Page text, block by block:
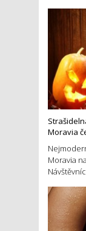
Moravia
Moravia